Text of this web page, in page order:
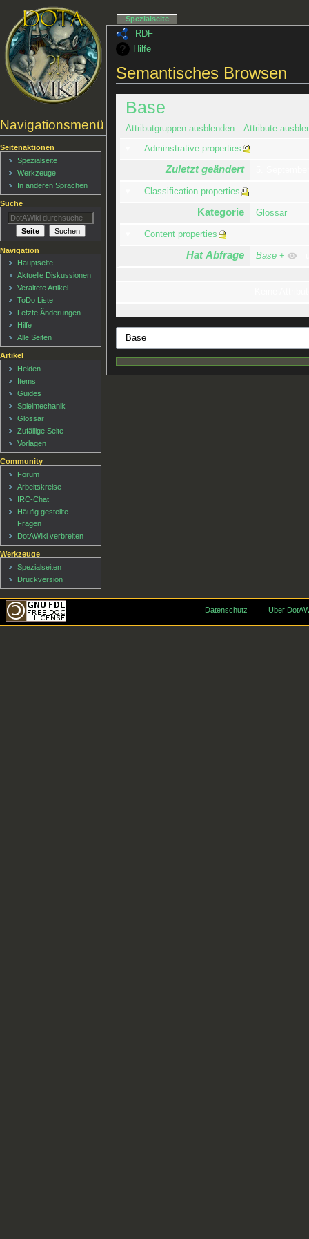
RDF
Hilfe
Semantisches Browsen
Base
Attributgruppen ausblenden Attribute
Adminstrative properties
Zuletzt geändert
Classification properties
Kategorie Glossar
Content properties
Hat Abfrage Base +
Navigationsmenü
Spezialseite
Seitenaktionen
Spezialseite
Werkzeuge
In anderen Sprachen
Suche
Navigation
Hauptseite
Aktuelle Diskussionen
Veraltete Artikel
ToDo Liste
Letzte Änderungen
Hilfe
Alle Seiten
Artikel
Helden
Items
Guides
Spielmechanik
Glossar
Zufällige Seite
Vorlagen
Community
Forum
Arbeitskreise
IRC-Chat
Häufig gestellte
Fragen
DotAWiki verbreiten
Werkzeuge
Spezialseiten
Druckversion
Datenschutz Über